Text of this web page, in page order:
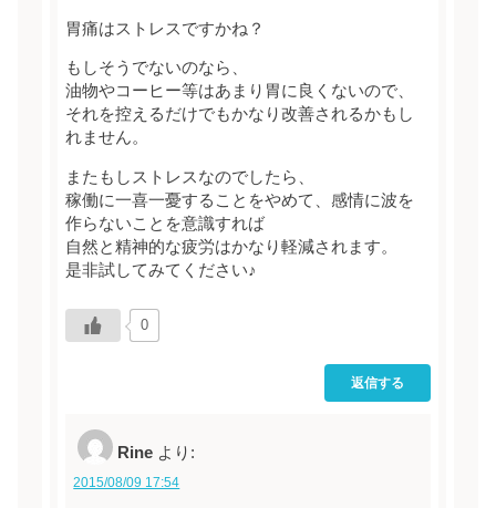
胃痛はストレスですかね？
もしそうでないのなら、
油物やコーヒー等はあまり胃に良くないので、
それを控えるだけでもかなり改善されるかもし
れません。
またもしストレスなのでしたら、
稼働に一喜一憂することをやめて、感情に波を
作らないことを意識すれば
自然と精神的な疲労はかなり軽減されます。
是非試してみてください♪
0
返信する
Rine より:
2015/08/09 17:54